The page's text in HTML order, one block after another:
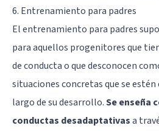
6. Entrenamiento para padres
El entrenamiento para padres
para aquellos progenitores que
de conducta o que desconocen
situaciones concretas que se
largo de su desarrollo.Se enseña
conductas desadaptativasa